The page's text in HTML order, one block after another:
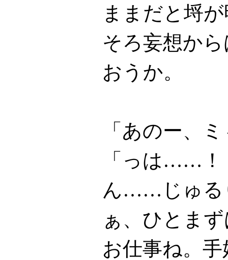
ままだと埒
そろ妄想か
おうか。
「あのー、
「っは……
ん……じゅ
ぁ、ひとま
お仕事ね。